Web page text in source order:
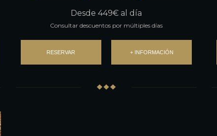
Desde 449€ al día
Consultar descuentos por múltiples días
RESERVAR + INFORMACIÓN